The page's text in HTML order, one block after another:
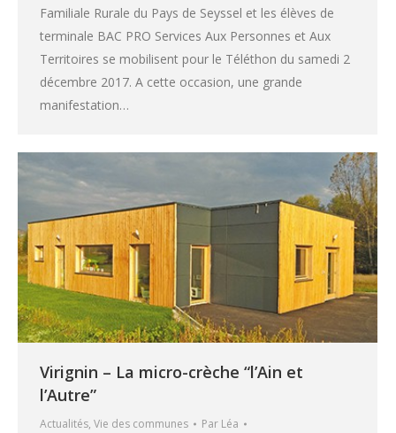
Familiale Rurale du Pays de Seyssel et les élèves de
terminale BAC PRO Services Aux Personnes et Aux
Territoires se mobilisent pour le Téléthon du samedi 2
décembre 2017. A cette occasion, une grande
manifestation…
Virignin – La micro-crèche “l’Ain et
l’Autre”
Actualités, Vie des communes Par Léa